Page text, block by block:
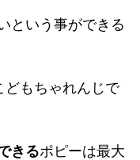
という事ができる
どもちゃれんじで
きるポピーは最大